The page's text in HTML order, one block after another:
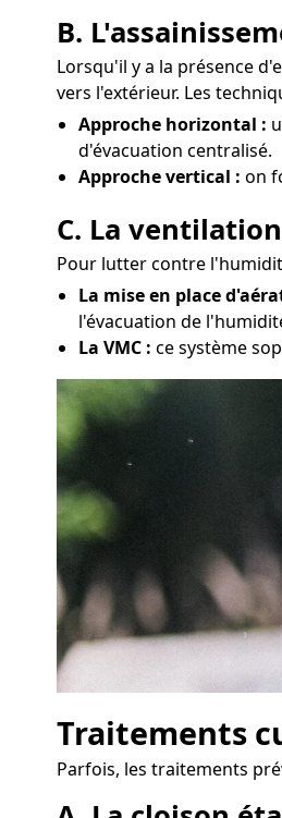
B.
Lorsqu'il y a la présence
vers l'extérieur. Les
Approche horizontal :
d'évacuation centralisé.
Approche vertical : on
C. La ventilation
Pour lutter contre
La mise en place
l'évacuation de
La VMC : ce système
Traitements
Parfois, les traitements